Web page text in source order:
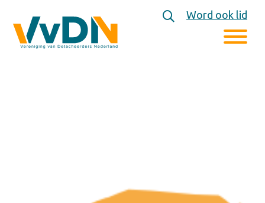
Word ook lid